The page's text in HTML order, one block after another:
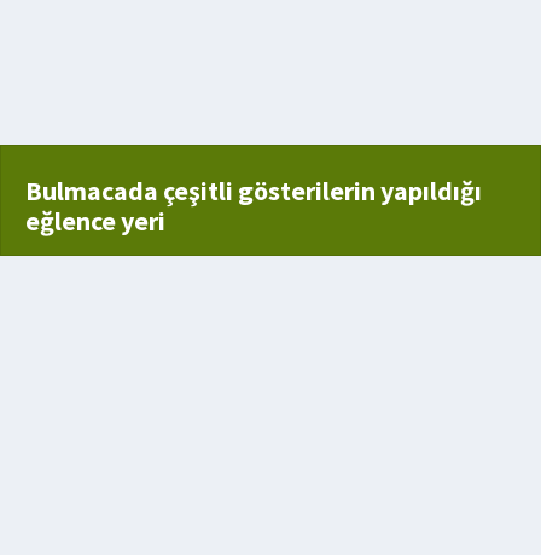
Bulmacada çeşitli gösterilerin yapıldığı
eğlence yeri